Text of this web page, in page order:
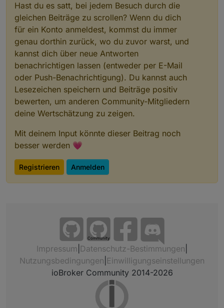
Hast du es satt, bei jedem Besuch durch die
gleichen Beiträge zu scrollen? Wenn du dich
für ein Konto anmeldest, kommst du immer
genau dorthin zurück, wo du zuvor warst, und
kannst dich über neue Antworten
benachrichtigen lassen (entweder per E-Mail
oder Push-Benachrichtigung). Du kannst auch
Lesezeichen speichern und Beiträge positiv
bewerten, um anderen Community-Mitgliedern
deine Wertschätzung zu zeigen.
Mit deinem Input könnte dieser Beitrag noch
besser werden 💗
Registrieren Anmelden
Community
Impressum Datenschutz-Bestimmungen
Nutzungsbedingungen Einwilligungseinstellungen
ioBroker Community 2014-2026